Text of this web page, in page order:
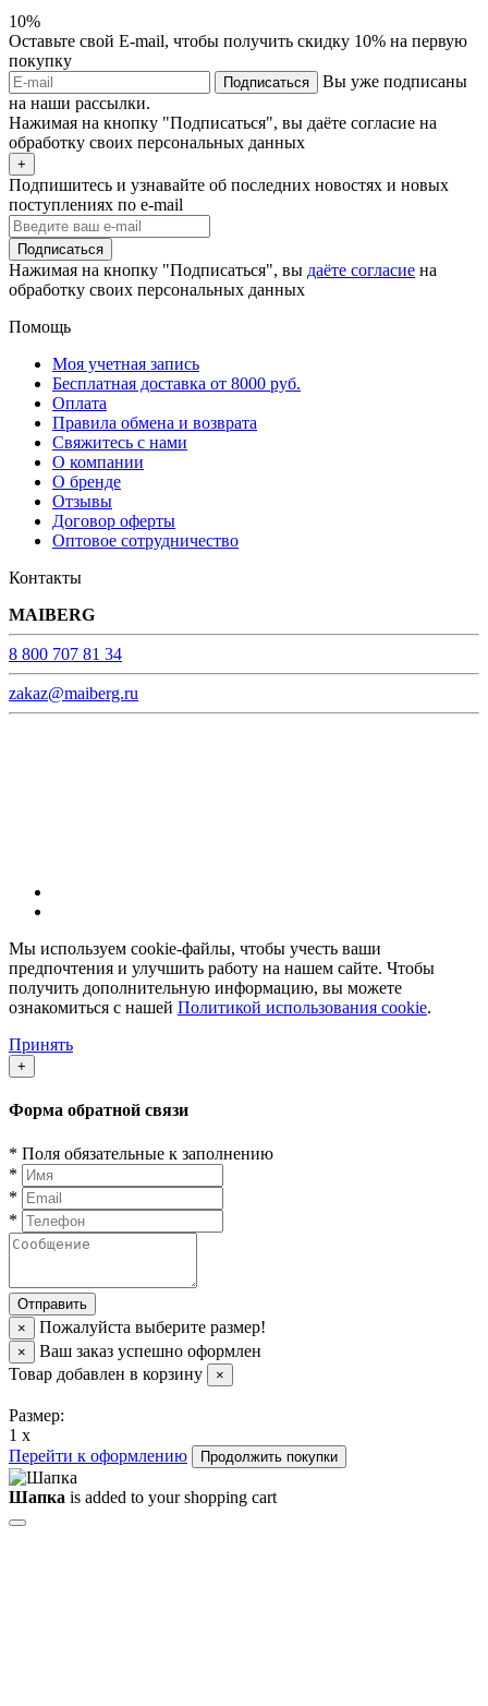
10%
Оставьте свой E-mail, чтобы получить скидку 10% на первую
покупку
Подписаться
Вы уже подписаны
на наши рассылки.
Нажимая на кнопку "Подписаться", вы даёте согласие на
обработку своих персональных данных
+
Подпишитесь и узнавайте об последних новостях и новых
поступлениях по e-mail
Подписаться
Нажимая на кнопку "Подписаться", вы даёте согласие на
обработку своих персональных данных
Помощь
Моя учетная запись
Бесплатная доставка от 8000 руб.
Оплата
Правила обмена и возврата
Свяжитесь с нами
О компании
О бренде
Отзывы
Договор оферты
Оптовое сотрудничество
Контакты
MAIBERG
8 800 707 81 34
zakaz@maiberg.ru
Мы используем cookie-файлы, чтобы учесть ваши
предпочтения и улучшить работу на нашем сайте. Чтобы
получить дополнительную информацию, вы можете
ознакомиться с нашей Политикой использования cookie.
Принять
+
Форма обратной связи
* Поля обязательные к заполнению
*
*
*
× Пожалуйста выберите размер!
×
Ваш заказ успешно оформлен
Товар добавлен в корзину
×
Размер:
1 x
Перейти к оформлению
Продолжить покупки
Шапка is added to your shopping cart